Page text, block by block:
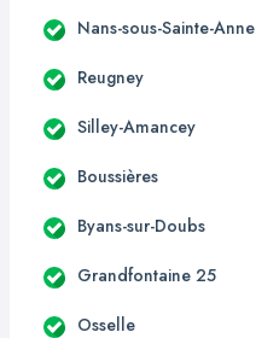
Nans-sous-Sainte-Anne
Reugney
Silley-Amancey
Boussières
Byans-sur-Doubs
Grandfontaine 25
Osselle